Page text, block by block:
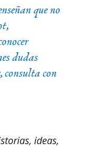
que no
dudas
consulta con
ideas,